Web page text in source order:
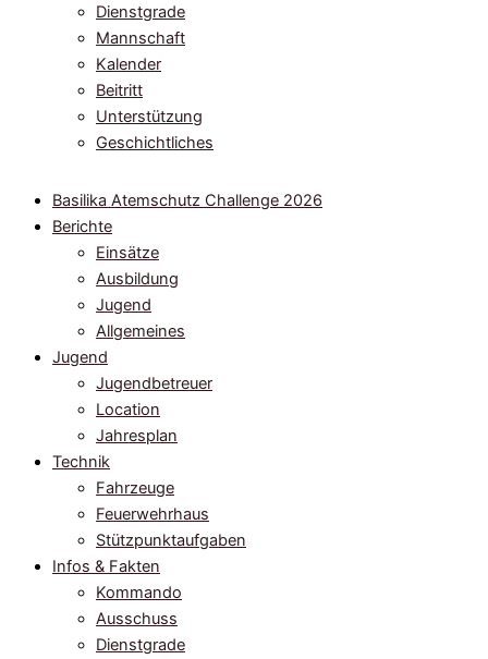
Dienstgrade
Mannschaft
Kalender
Beitritt
Unterstützung
Geschichtliches
Basilika Atemschutz Challenge 2026
Berichte
Einsätze
Ausbildung
Jugend
Allgemeines
Jugend
Jugendbetreuer
Location
Jahresplan
Technik
Fahrzeuge
Feuerwehrhaus
Stützpunktaufgaben
Infos & Fakten
Kommando
Ausschuss
Dienstgrade